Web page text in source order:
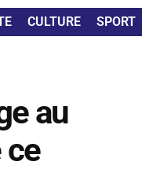
CULTURE SPORT
au
ce